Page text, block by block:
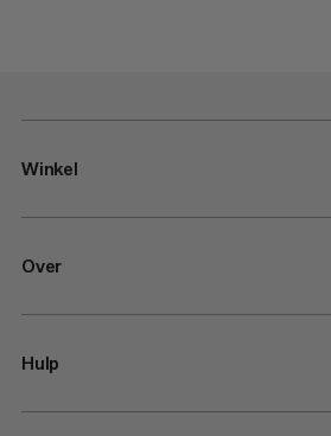
Winkel
Over
Hulp